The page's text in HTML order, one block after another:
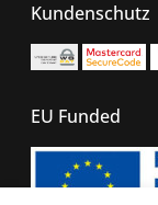
Kundenschutz
EU Funded